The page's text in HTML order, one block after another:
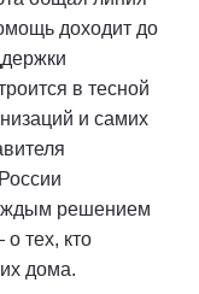
доходит до
в тесной
и самих
решением
тех, кто
дома.